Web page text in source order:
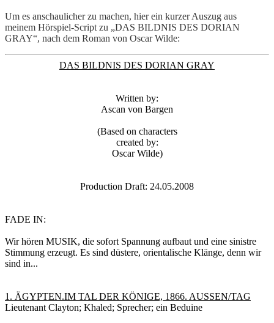
Um es anschaulicher zu machen, hier ein kurzer Auszug aus
meinem Hörspiel-Script zu „DAS BILDNIS DES DORIAN
GRAY“, nach dem Roman von Oscar Wilde:
DAS BILDNIS DES DORIAN GRAY
Written by:
Ascan von Bargen
(Based on characters
created by:
Oscar Wilde)
Production Draft: 24.05.2008
FADE IN:
Wir hören MUSIK, die sofort Spannung aufbaut und eine sinistre
Stimmung erzeugt. Es sind düstere, orientalische Klänge, denn wir
sind in...
1. ÄGYPTEN.IM TAL DER KÖNIGE, 1866. AUSSEN/TAG
Lieutenant Clayton; Khaled; Sprecher; ein Beduine